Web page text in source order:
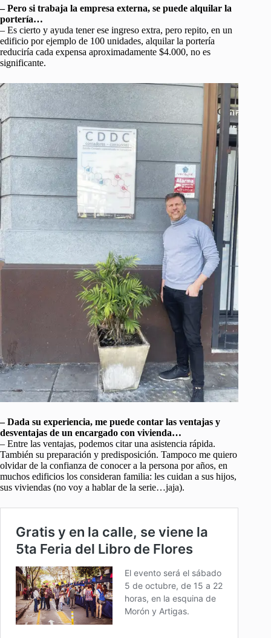
– Pero si trabaja la empresa externa, se puede alquilar la
portería…
– Es cierto y ayuda tener ese ingreso extra, pero repito, en un
edificio por ejemplo de 100 unidades, alquilar la portería
reduciría cada expensa aproximadamente $4.000, no es
significante.
– Dada su experiencia, me puede contar las ventajas y
desventajas de un encargado con vivienda…
– Entre las ventajas, podemos citar una asistencia rápida.
También su preparación y predisposición. Tampoco me quiero
olvidar de la confianza de conocer a la persona por años, en
muchos edificios los consideran familia: les cuidan a sus hijos,
sus viviendas (no voy a hablar de la serie…jaja).